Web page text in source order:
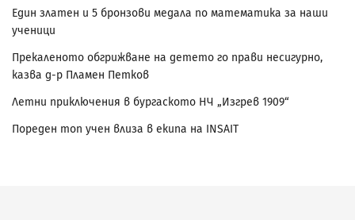
Един златен и 5 бронзови медала по математика за наши
ученици
Прекаленото обгрижване на детето го прави несигурно,
казва д-р Пламен Петков
Летни приключения в бургаското НЧ „Изгрев 1909“
Пореден топ учен влиза в екипа на INSAIT